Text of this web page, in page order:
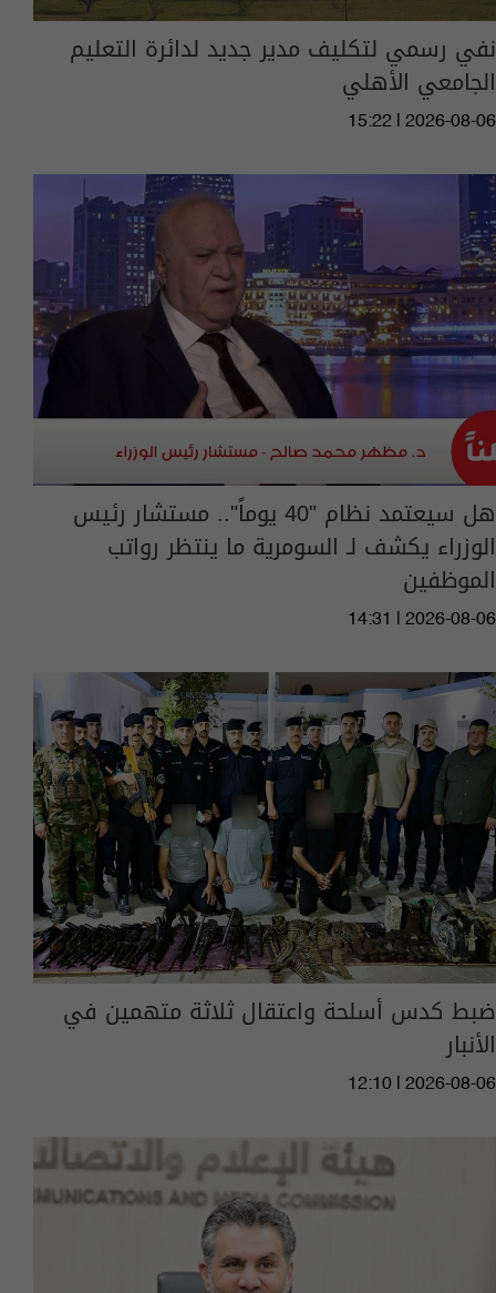
نفي رسمي لتكليف مدير جديد لدائرة التعليم
الجامعي الأهلي
15:22 | 2026-08-06
هل سيعتمد نظام "40 يوماً".. مستشار رئيس
الوزراء يكشف لـ السومرية ما ينتظر رواتب
الموظفين
14:31 | 2026-08-06
ضبط كدس أسلحة واعتقال ثلاثة متهمين في
الأنبار
12:10 | 2026-08-06